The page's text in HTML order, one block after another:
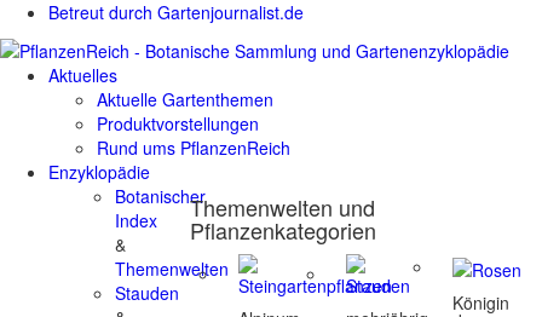
Betreut durch Gartenjournalist.de
Aktuelles
Aktuelle Gartenthemen
Produktvorstellungen
Rund ums PflanzenReich
Enzyklopädie
Botanischer
Index
&
Themenwelten
Stauden
Themenwelten und
Pflanzenkategorien
Königin